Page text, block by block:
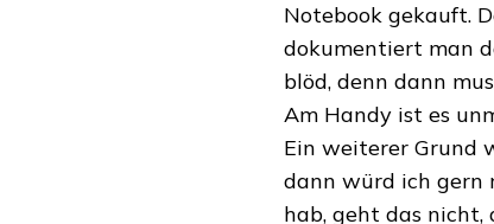
Notebook gekauft.
dokumentiert man
blöd, denn dann
Am Handy ist es
Ein weiterer Grund
dann würd ich gern
hab, geht das